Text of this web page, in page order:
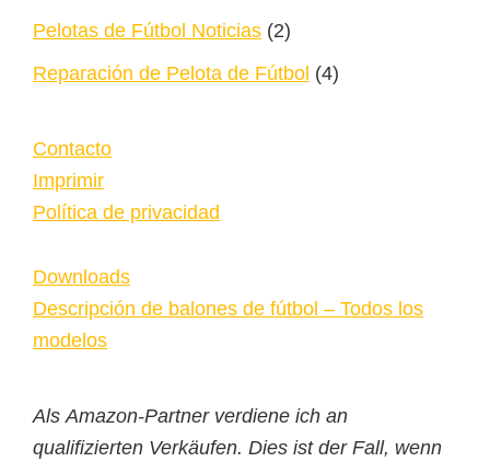
Pelotas de Fútbol Noticias (2)
Reparación de Pelota de Fútbol (4)
Contacto
Imprimir
Política de privacidad
Downloads
Descripción de balones de fútbol – Todos los
modelos
Als Amazon-Partner verdiene ich an
qualifizierten Verkäufen. Dies ist der Fall, wenn